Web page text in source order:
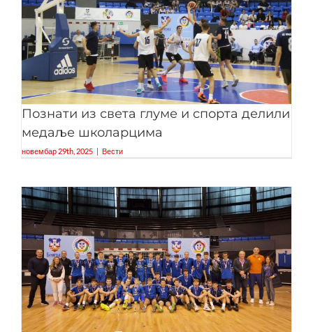
Познати из света глуме и спорта делили
медаље школарцима
новембар 29th, 2025 | Вести